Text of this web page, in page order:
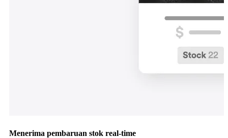
Menerima pembaruan stok real-time